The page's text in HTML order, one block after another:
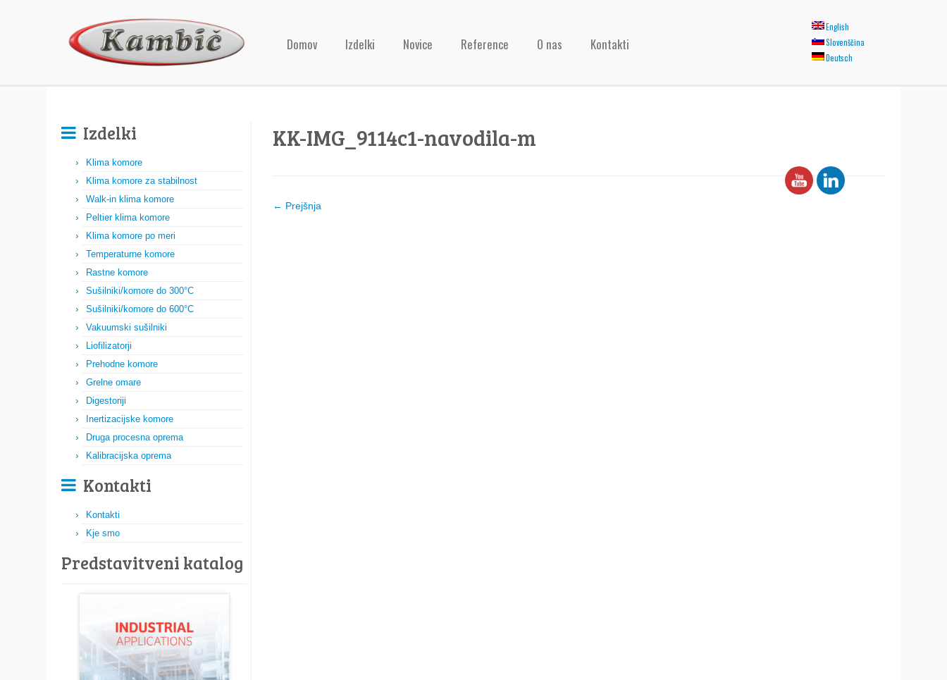
English
Slovenščina
Deutsch
Domov Izdelki Novice Reference O nas Kontakti
Izdelki
Klima komore
Klima komore za stabilnost
Walk-in klima komore
Peltier klima komore
Klima komore po meri
Temperaturne komore
Rastne komore
Sušilniki/komore do 300°C
Sušilniki/komore do 600°C
Vakuumski sušilniki
Liofilizatorji
Prehodne komore
Grelne omare
Digestoriji
Inertizacijske komore
Druga procesna oprema
Kalibracijska oprema
Kontakti
Kontakti
Kje smo
Predstavitveni katalog​​
KK-IMG_9114c1-navodila-m
← Prejšnja